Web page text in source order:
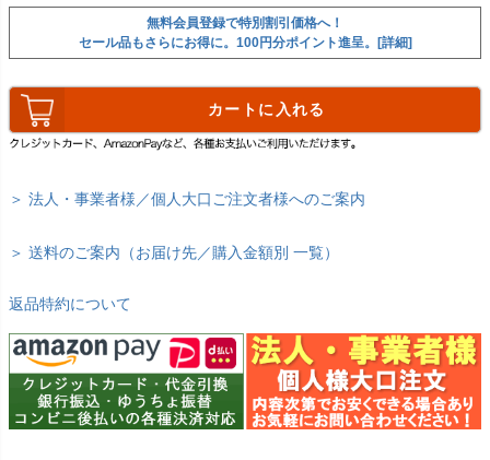
無料会員登録で特別割引価格へ！
セール品もさらにお得に。100円分ポイント進呈。[詳細]
カートに入れる
＞ 法人・事業者様／個人大口ご注文者様へのご案内
＞ 送料のご案内（お届け先／購入金額別 一覧）
返品特約について